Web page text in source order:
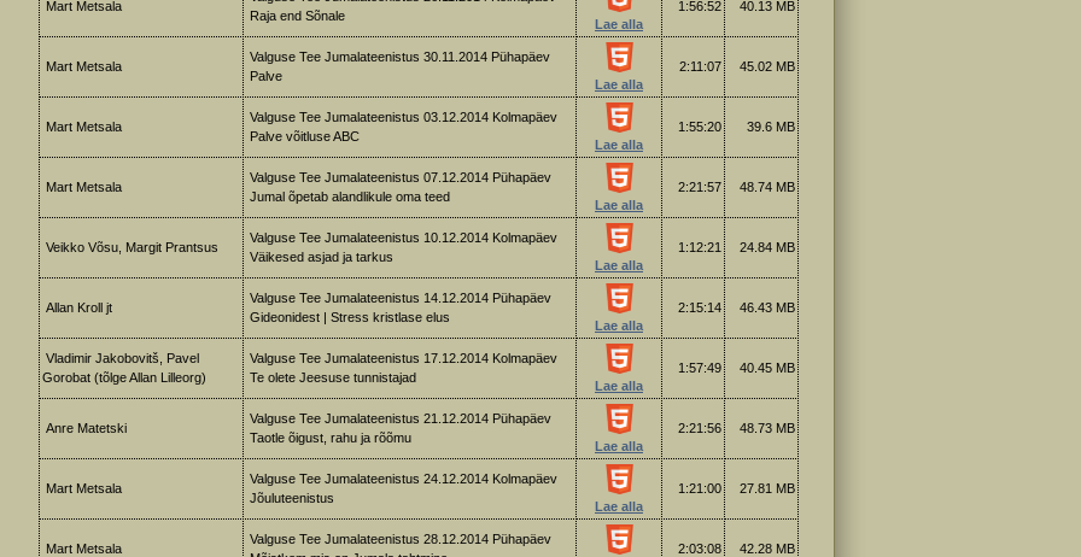
Mart Metsala
Raja end Sõnale
Lae alla
1:56:52 40.13 MB
Mart Metsala
Valguse Tee Jumalateenistus 30.11.2014 Pühapäev
Palve
Lae alla
2:11:07 45.02 MB
Mart Metsala
Valguse Tee Jumalateenistus 03.12.2014 Kolmapäev
Palve võitluse ABC
Lae alla
1:55:20 39.6 MB
Mart Metsala
Valguse Tee Jumalateenistus 07.12.2014 Pühapäev
Jumal õpetab alandlikule oma teed
Lae alla
2:21:57 48.74 MB
Veikko Võsu, Margit Prantsus
Valguse Tee Jumalateenistus 10.12.2014 Kolmapäev
Väikesed asjad ja tarkus
Lae alla
1:12:21 24.84 MB
Allan Kroll jt
Valguse Tee Jumalateenistus 14.12.2014 Pühapäev
Gideonidest | Stress kristlase elus
Lae alla
2:15:14 46.43 MB
Vladimir Jakobovitš, Pavel
Gorobat (tõlge Allan Lilleorg)
Valguse Tee Jumalateenistus 17.12.2014 Kolmapäev
Te olete Jeesuse tunnistajad
Lae alla
1:57:49 40.45 MB
Anre Matetski
Valguse Tee Jumalateenistus 21.12.2014 Pühapäev
Taotle õigust, rahu ja rõõmu
Lae alla
2:21:56 48.73 MB
Mart Metsala
Valguse Tee Jumalateenistus 24.12.2014 Kolmapäev
Jõuluteenistus
Lae alla
1:21:00 27.81 MB
Mart Metsala
Valguse Tee Jumalateenistus 28.12.2014 Pühapäev
2:03:08 42.28 MB